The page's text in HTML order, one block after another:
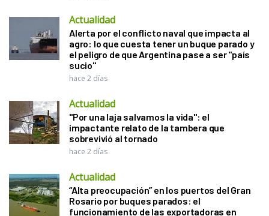
Actualidad
Alerta por el conflicto naval que impacta al
agro: lo que cuesta tener un buque parado y
el peligro de que Argentina pase a ser "país
sucio"
hace 2 días
Actualidad
"Por una laja salvamos la vida": el
impactante relato de la tambera que
sobrevivió al tornado
hace 2 días
Actualidad
“Alta preocupación” en los puertos del Gran
Rosario por buques parados: el
funcionamiento de las exportadoras en